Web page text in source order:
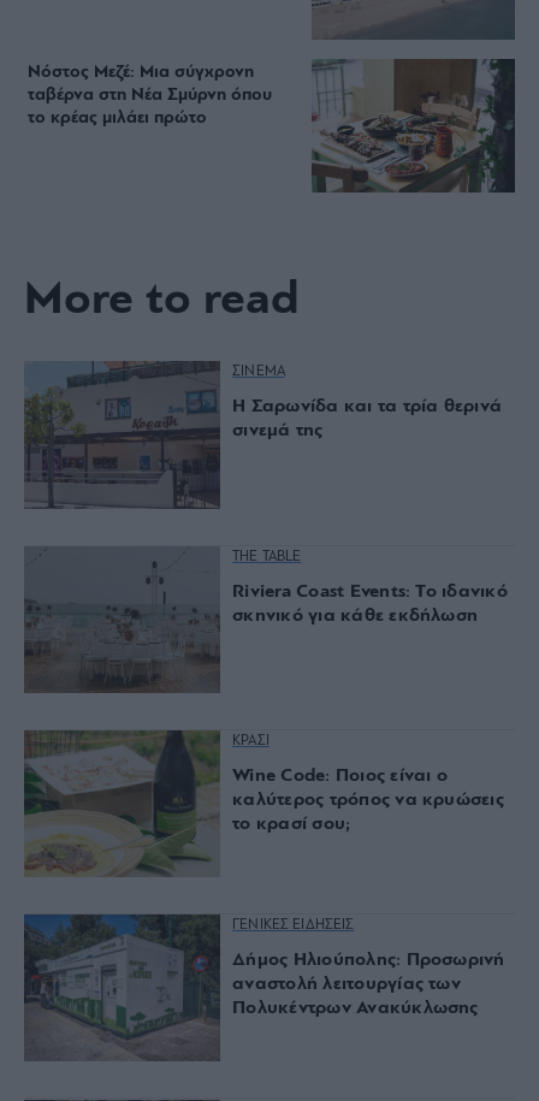
Νόστος Μεζέ: Μια σύγχρονη
ταβέρνα στη Νέα Σμύρνη όπου
το κρέας μιλάει πρώτο
More to read
ΣΙΝΕΜΑ
Η Σαρωνίδα και τα τρία θερινά
σινεμά της
THE TABLE
Riviera Coast Events: Το ιδανικό
σκηνικό για κάθε εκδήλωση
ΚΡΑΣΙ
Wine Code: Ποιος είναι ο
καλύτερος τρόπος να κρυώσεις
το κρασί σου;
ΓΕΝΙΚΕΣ ΕΙΔΗΣΕΙΣ
Δήμος Ηλιούπολης: Προσωρινή
αναστολή λειτουργίας των
Πολυκέντρων Ανακύκλωσης